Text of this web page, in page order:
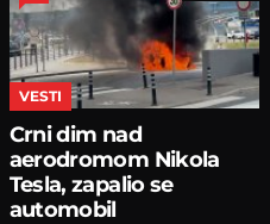
VESTI
Crni dim nad
aerodromom Nikola
Tesla, zapalio se
automobil